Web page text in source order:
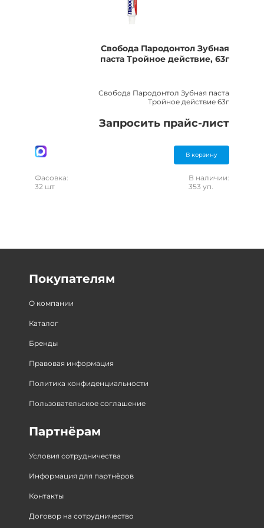
Свобода Пародонтол Зубная
паста Тройное действие, 63г
Свобода Пародонтол Зубная паста
Тройное действие 63г
Запросить прайс-лист
В корзину
Фасовка:
32 шт
В наличии:
353 уп.
Покупателям
О компании
Каталог
Бренды
Правовая информация
Политика конфиденциальности
Пользовательское соглашение
Партнёрам
Условия сотрудничества
Информация для партнёров
Контакты
Договор на сотрудничество